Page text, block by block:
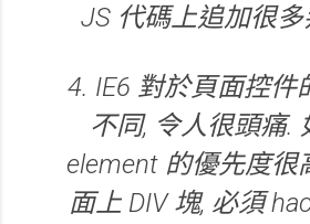
JS 代碼上追加很多
4. IE6 對於頁面控件
不同, 令人很頭痛.
element 的優先度很
面上 DIV 塊, 必須